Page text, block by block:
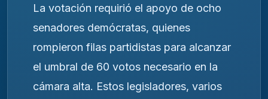
La votación requirió el apoyo de ocho
senadores demócratas, quienes
rompieron filas partidistas para alcanzar
el umbral de 60 votos necesario en la
cámara alta. Estos legisladores, varios